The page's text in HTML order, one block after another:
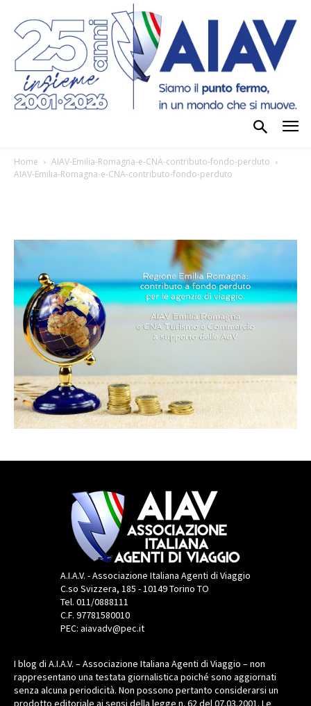
Home
AIAV-Emilia-Romagna-e-CNA-contributo-fondo-perduto
AIAV-Emilia-Romagna-e-CNA-contributo-fondo-perduto
A.I.A.V. - Associazione Italiana Agenti di Viaggio
C.so Svizzera, 185 - 10149 Torino TO
Tel. 011/0888111
C.F. 97781580010
PEC: aiavadv@pec.it
I blog di A.I.A.V. – Associazione Italiana Agenti di Viaggio – non
rappresentano una testata giornalistica poiché sono aggiornati
senza alcuna periodicità. Non possono pertanto considerarsi un
prodotto editoriale ai sensi della legge n. 62 del 07.03.2001. Le